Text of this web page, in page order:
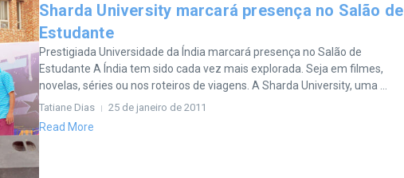
Sharda University marcará presença no Salão de
Estudante
Prestigiada Universidade da Índia marcará presença no Salão de
Estudante A Índia tem sido cada vez mais explorada. Seja em filmes,
novelas, séries ou nos roteiros de viagens. A Sharda University, uma ...
Tatiane Dias 25 de janeiro de 2011
Read More